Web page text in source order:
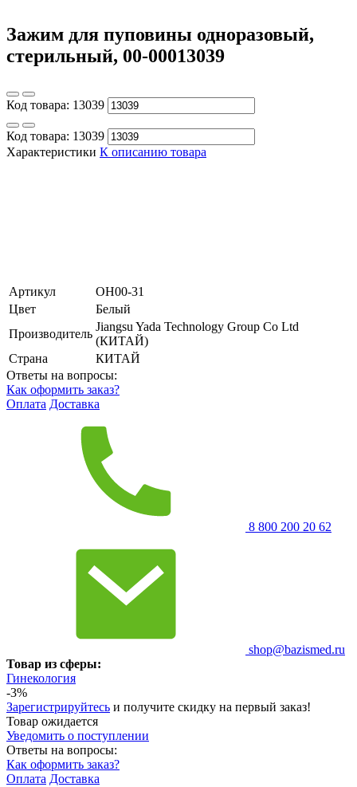
Зажим для пуповины одноразовый,
стерильный, 00-00013039
Код товара: 13039
Код товара: 13039
Характеристики К описанию товара
Артикул
ОН00-31
Цвет
Белый
Производитель
Jiangsu Yada Technology Group Co Ltd
(КИТАЙ)
Страна
КИТАЙ
Ответы на вопросы:
Как оформить заказ?
Оплата Доставка
8 800 200 20 62
shop@bazismed.ru
Товар из сферы:
Гинекология
-3%
Зарегистрируйтесь и получите скидку на первый заказ!
Товар ожидается
Уведомить о поступлении
Ответы на вопросы:
Как оформить заказ?
Оплата Доставка